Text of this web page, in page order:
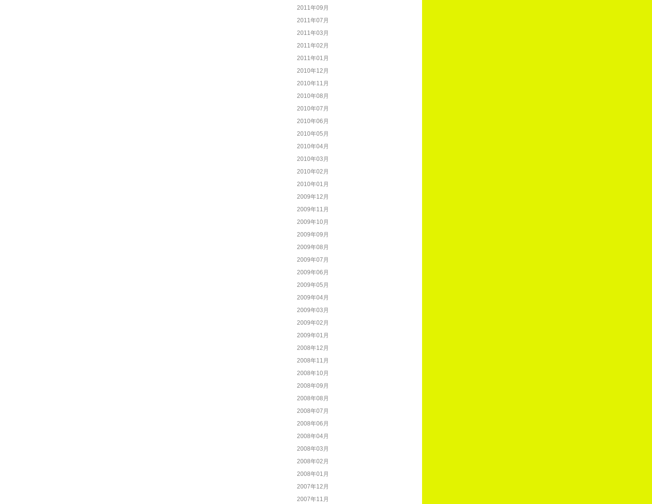
2011年09月
2011年07月
2011年03月
2011年02月
2011年01月
2010年12月
2010年11月
2010年08月
2010年07月
2010年06月
2010年05月
2010年04月
2010年03月
2010年02月
2010年01月
2009年12月
2009年11月
2009年10月
2009年09月
2009年08月
2009年07月
2009年06月
2009年05月
2009年04月
2009年03月
2009年02月
2009年01月
2008年12月
2008年11月
2008年10月
2008年09月
2008年08月
2008年07月
2008年06月
2008年04月
2008年03月
2008年02月
2008年01月
2007年12月
2007年11月